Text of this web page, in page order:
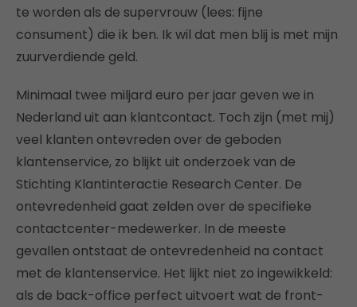
te worden als de supervrouw (lees: fijne
consument) die ik ben. Ik wil dat men blij is met mijn
zuurverdiende geld.
Minimaal twee miljard euro per jaar geven we in
Nederland uit aan klantcontact. Toch zijn (met mij)
veel klanten ontevreden over de geboden
klantenservice, zo blijkt uit onderzoek van de
Stichting Klantinteractie Research Center. De
ontevredenheid gaat zelden over de specifieke
contactcenter-medewerker. In de meeste
gevallen ontstaat de ontevredenheid na contact
met de klantenservice. Het lijkt niet zo ingewikkeld:
als de back-office perfect uitvoert wat de front-